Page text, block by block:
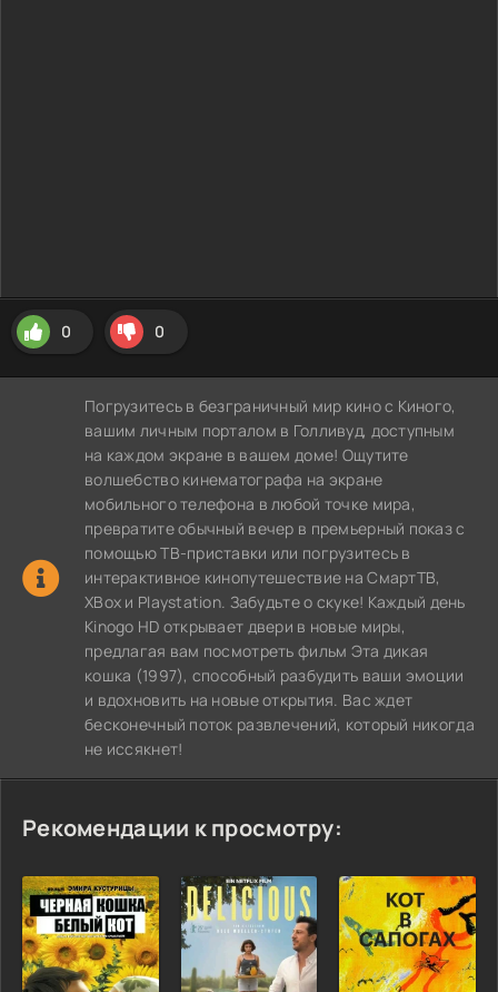
0 0
Погрузитесь в безграничный мир кино с Киного,
вашим личным порталом в Голливуд, доступным
на каждом экране в вашем доме! Ощутите
волшебство кинематографа на экране
мобильного телефона в любой точке мира,
превратите обычный вечер в премьерный показ с
помощью ТВ-приставки или погрузитесь в
интерактивное кинопутешествие на СмартТВ,
XBox и Playstation. Забудьте о скуке! Каждый день
Kinogo HD открывает двери в новые миры,
предлагая вам посмотреть фильм Эта дикая
кошка (1997), способный разбудить ваши эмоции
и вдохновить на новые открытия. Вас ждет
бесконечный поток развлечений, который никогда
не иссякнет!
Рекомендации к просмотру: